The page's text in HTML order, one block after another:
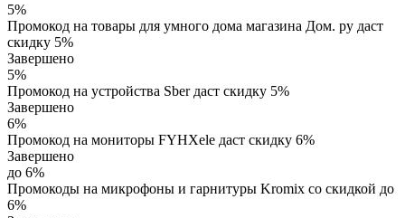
5%
Промокод на товары для умного дома магазина Дом. ру даст
скидку 5%
Завершено
5%
Промокод на устройства Sber даст скидку 5%
Завершено
6%
Промокод на мониторы FYHXele даст скидку 6%
Завершено
до 6%
Промокоды на микрофоны и гарнитуры Kromix со скидкой до
6%